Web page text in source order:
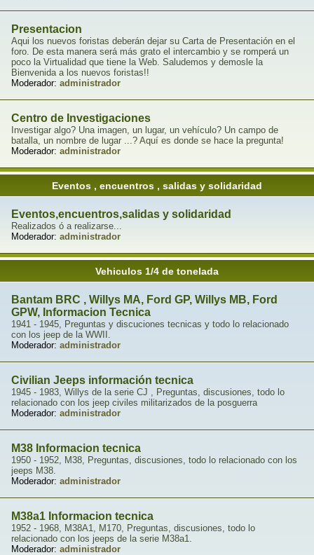
Presentacion
Aqui los nuevos foristas deberán dejar su Carta de Presentación en el
foro. De esta manera será más grato el intercambio y se romperá un
poco la Virtualidad que tiene la Web. Saludemos y demosle la
Bienvenida a los nuevos foristas!!
Moderador: administrador
Centro de Investigaciones
Investigar algo? Una imagen, un lugar, un vehículo? Un campo de
batalla, un nombre de lugar ...? Aquí es donde se hace la pregunta!
Moderador: administrador
Eventos , encuentros , salidas y solidaridad
Eventos,encuentros,salidas y solidaridad
Realizados ó a realizarse...
Moderador: administrador
Vehiculos 1/4 de tonelada
Bantam BRC , Willys MA, Ford GP, Willys MB, Ford
GPW, Informacion Tecnica
1941 - 1945, Preguntas y discuciones tecnicas y todo lo relacionado
con los jeep de la WWII.
Moderador: administrador
Civilian Jeeps información tecnica
1945 - 1983, Willys de la serie CJ , Preguntas, discusiones, todo lo
relacionado con los jeep civiles militarizados de la posguerra
Moderador: administrador
M38 Informacion tecnica
1950 - 1952, M38, Preguntas, discusiones, todo lo relacionado con los
jeeps M38.
Moderador: administrador
M38a1 Informacion tecnica
1952 - 1968, M38A1, M170, Preguntas, discusiones, todo lo
relacionado con los jeeps de la serie M38a1.
Moderador: administrador